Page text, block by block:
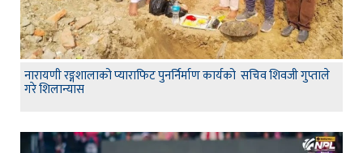
नारायणी रङ्गशालाको प्याराफिट पुनर्निर्माण कार्यको सचिव शिवजी गुप्ताले
गरे शिलान्यास